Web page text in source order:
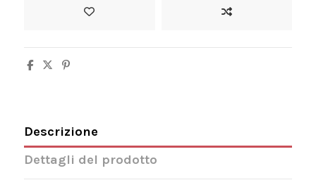
Descrizione
Dettagli del prodotto